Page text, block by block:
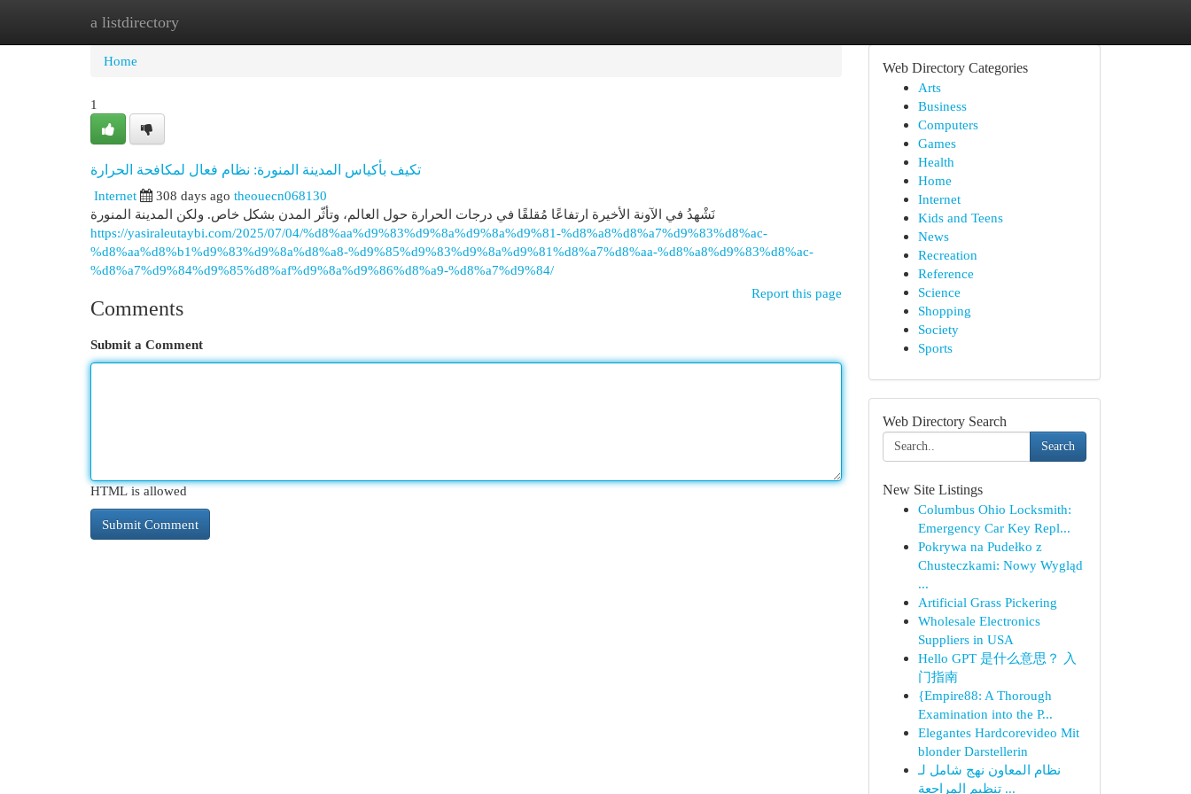
a listdirectory
Home New Site Listings
Home
1
تكيف بأكياس المدينة المنورة: نظام فعال لمكافحة الحرارة
Internet
308 days ago theouecn068130
نَشْهدُ في الآونة الأخيرة ارتفاعًا مُقلقًا في درجات الحرارة حول العالم، وتأثّر المدن بشكل خاص. ولكن المدينة المنورة
https://yasiraleutaybi.com/2025/07/04/%d8%aa%d9%83%d9%8a%d9%8a%d9%81-%d8%a8%d8%a7%d9%83%d8%ac-
%d8%aa%d8%b1%d9%83%d9%8a%d8%a8-%d9%85%d9%83%d9%8a%d9%81%d8%a7%d8%aa-%d8%a8%d9%83%d8%ac-
%d8%a7%d9%84%d9%85%d8%af%d9%8a%d9%86%d8%a9-%d8%a7%d9%84/
Report this page
Comments
Submit a Comment
HTML is allowed
Web Directory Categories
Arts
Business
Computers
Games
Health
Home
Internet
Kids and Teens
News
Recreation
Reference
Science
Shopping
Society
Sports
Web Directory Search
Search
New Site Listings
Columbus Ohio Locksmith:
Emergency Car Key Repl...
Pokrywa na Pudełko z
Chusteczkami: Nowy Wygląd
...
Artificial Grass Pickering
Wholesale Electronics
Suppliers in USA
Hello GPT 是什么意思？ 入
门指南
{Empire88: A Thorough
Examination into the P...
Elegantes Hardcorevideo Mit
blonder Darstellerin
نظام المعاون نهج شامل لـ
تنظيم المراجعة ...